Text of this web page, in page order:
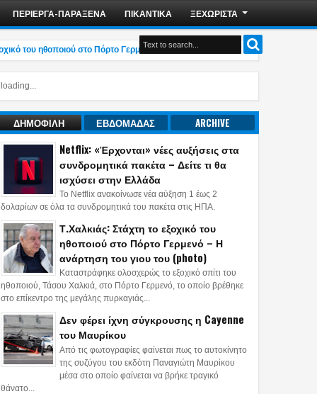
ΠΕΡΙΕΡΓΑ-ΠΑΡΑΞΕΝΑ ΠΙΚΑΝΤΙΚΑ ΞΕΧΩΡΙΣΤΑ
του ηθοποιού στο Πόρτο Γερμενό – Η ανάρτηση του γιου του (photo)
loading...
ΔΗΜΟΦΙΛΗ ΕΒΔΟΜΑΔΑΣ ARCHIVE
Netflix: «Έρχονται» νέες αυξήσεις στα
συνδρομητικά πακέτα – Δείτε τι θα
ισχύσει στην Ελλάδα
Το Netflix ανακοίνωσε νέα αύξηση 1 έως 2
δολαρίων σε όλα τα συνδρομητικά του πακέτα στις ΗΠΑ.
Τ.Χαλκιάς: Στάχτη το εξοχικό του
ηθοποιού στο Πόρτο Γερμενό – Η
ανάρτηση του γιου του (photo)
Καταστράφηκε ολοσχερώς το εξοχικό σπίτι του
ηθοποιού, Τάσου Χαλκιά, στο Πόρτο Γερμενό, το οποίο βρέθηκε
στο επίκεντρο της μεγάλης πυρκαγιάς...
Δεν φέρει ίχνη σύγκρουσης η Cayenne
του Μαυρίκου
Από τις φωτογραφίες φαίνεται πως το αυτοκίνητο
της συζύγου του εκδότη Παναγιώτη Μαυρίκου
μέσα στο οποίο φαίνεται να βρήκε τραγικό
θάνατο...